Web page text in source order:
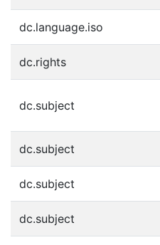
dc.language.iso
dc.rights
dc.subject
dc.subject
dc.subject
dc.subject